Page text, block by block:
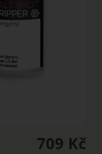
709 Kč